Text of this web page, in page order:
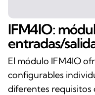
IFM4IO:
entradas/
El módulo IFM4IO
configurables
diferentes requisitos